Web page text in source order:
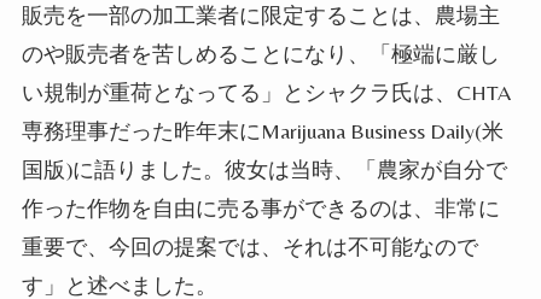
販売を一部の加工業者に限定することは、農場主
のや販売者を苦しめることになり 、
「極端に厳し
い規制が重荷となってる 」と シャクラ氏は、CHTA
専務理事だった昨年末にMarijuana Business Daily(米
国版)に語りました。彼女は当時、「農家が自分で
作った作物を自由に売る事ができるのは、非常に
重要で、 今回の提案では、それは不可能なので
す」と述べました。